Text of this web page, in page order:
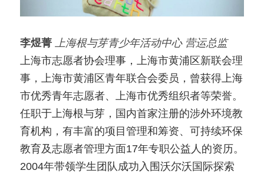
李煜菁
上海根与芽青少年活动中心 营运总监
上海市志愿者协会理事，上海市黄浦区新联会理
事，上海市黄浦区青年联合会委员，曾获得上海
市优秀青年志愿者、上海市优秀组织者等荣誉。
任职于上海根与芽，国内首家注册的涉外环境教
育机构，有丰富的项目管理和筹资、可持续环保
教育及志愿者管理方面17年专职公益人的资历。
2004年带领学生团队成功入围沃尔沃国际探索